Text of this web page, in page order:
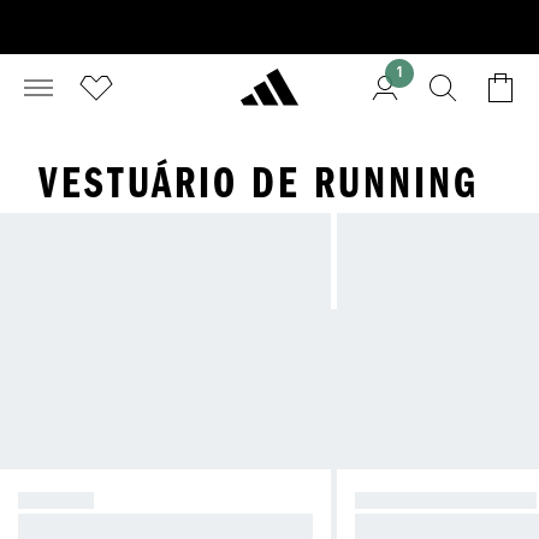
1
VESTUÁRIO DE RUNNING